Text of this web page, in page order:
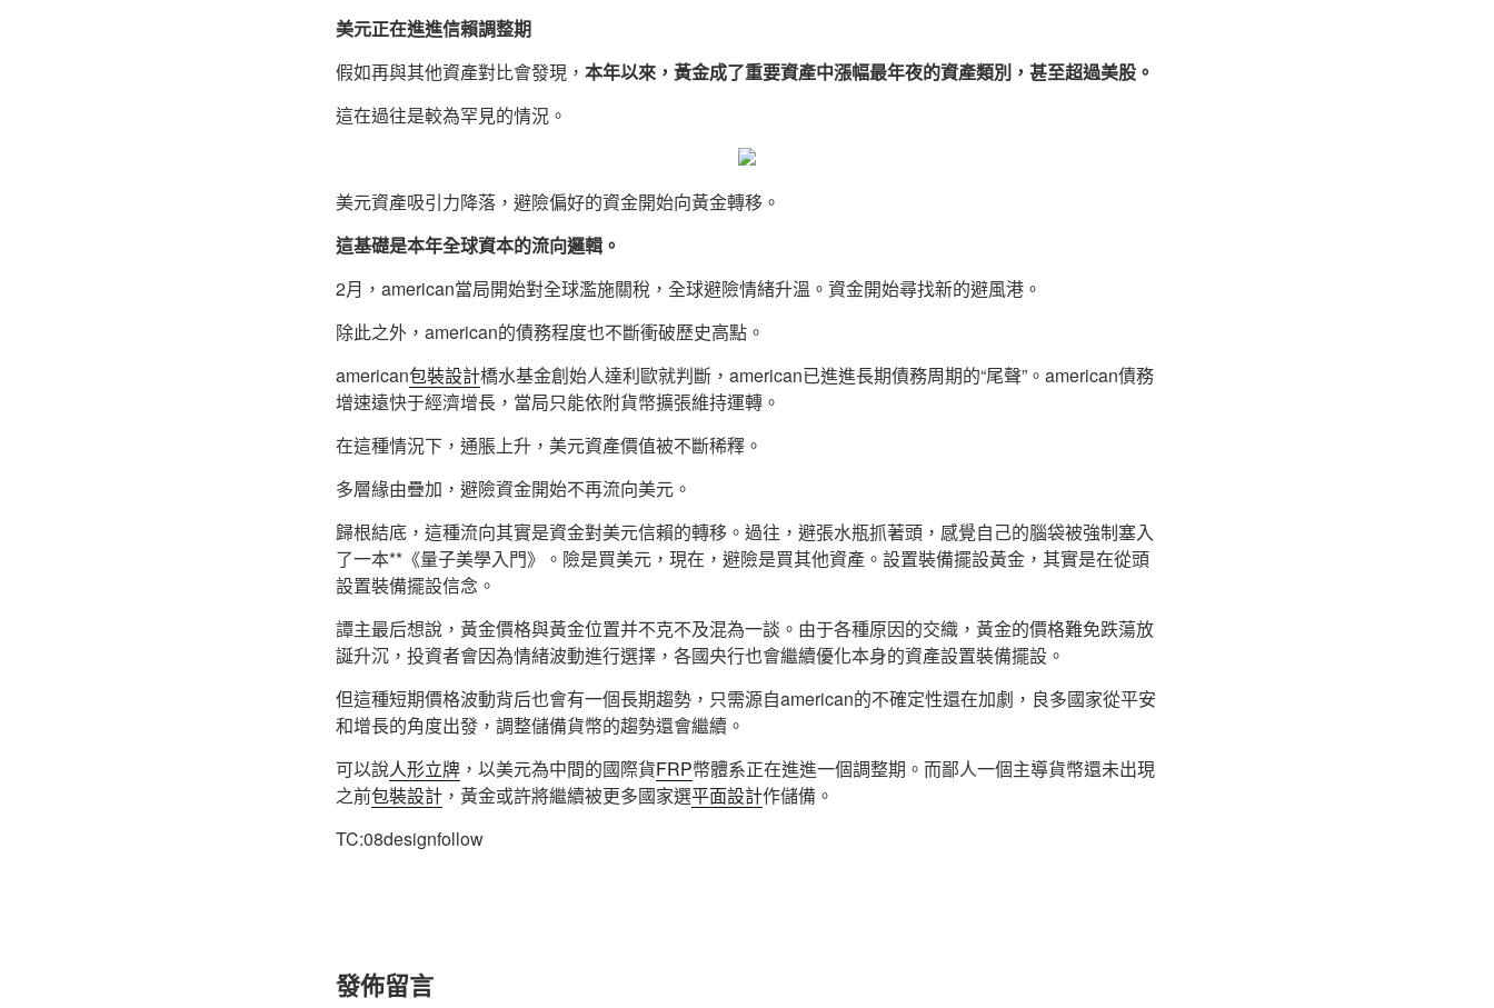
美元正在進進信賴調整期
假如再與其他資產對比會發現， 本年以來，黃金成了重要資產中漲幅最年夜的資產類別，甚至超過美股。
這在過往是較為罕見的情況。
美元資產吸引力降落，避險偏好的資金開始向黃金轉移。
這基礎是本年全球資本的流向邏輯。
2月，american當局開始對全球濫施關稅，全球避險情緒升溫。資金開始尋找新的避風港。
除此之外，american的債務程度也不斷衝破歷史高點。
american包裝設計橋水基金創始人達利歐就判斷，american已進進長期債務周期的“尾聲”。american債務
增速遠快于經濟增長，當局只能依附貨幣擴張維持運轉。
在這種情況下，通脹上升，美元資產價值被不斷稀釋。
多層緣由疊加，避險資金開始不再流向美元。
歸根結底，這種流向其實是資金對美元信賴的轉移。過往，避張水瓶抓著頭，感覺自己的腦袋被強制塞入
了一本**《量子美學入門》。險是買美元，現在，避險是買其他資產。設置裝備擺設黃金，其實是在從頭
設置裝備擺設信念。
譚主最后想說，黃金價格與黃金位置并不克不及混為一談。由于各種原因的交織，黃金的價格難免跌蕩放
誕升沉，投資者會因為情緒波動進行選擇，各國央行也會繼續優化本身的資產設置裝備擺設。
但這種短期價格波動背后也會有一個長期趨勢，只需源自american的不確定性還在加劇，良多國家從平安
和增長的角度出發，調整儲備貨幣的趨勢還會繼續。
可以說人形立牌 ，以美元為中間的國際貨FRP幣體系正在進進一個調整期。而鄙人一個主導貨幣還未出現
之前包裝設計 ，黃金或許將繼續被更多國家選平面設計作儲備。
TC:08designfollow
發佈留言